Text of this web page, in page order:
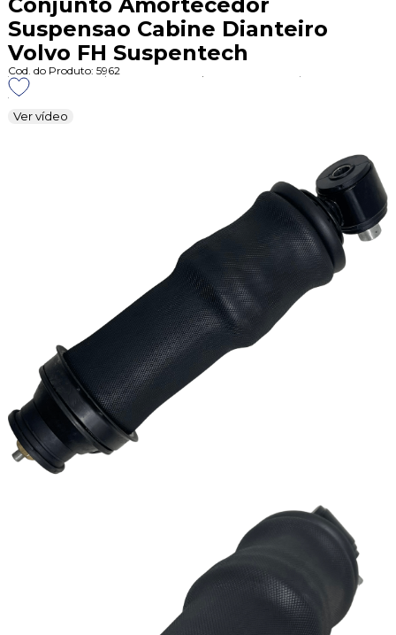
Suspensao Cabine Dianteiro
Volvo FH Suspentech
Cod. do Produto: 5962
Ver vídeo